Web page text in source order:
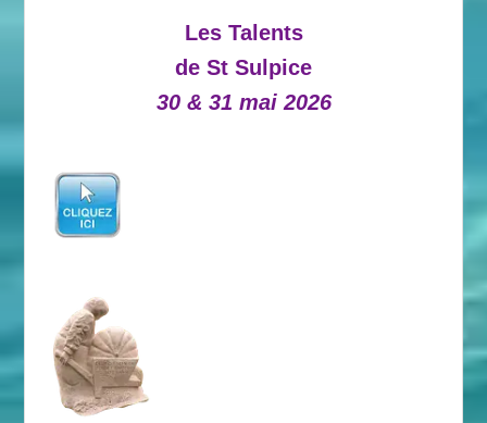
Les Talents
de St Sulpice
30 & 31 mai 2026